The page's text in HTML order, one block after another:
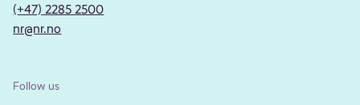
(+47) 2285 2500
nr@nr.no
Follow us